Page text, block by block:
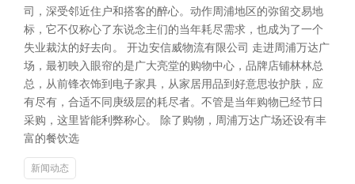
司，深受邻近住户和搭客的醉心。动作周浦地区的弥留交易地
标，它不仅称心了东说念主们的当年耗尽需求，也成为了一个
失业裁汰的好去向。 开边安信威物流有限公司 走进周浦万达广
场，最初映入眼帘的是广大亮堂的购物中心，品牌店铺林林总
总，从前锋衣饰到电子家具，从家居用品到好意思妆护肤，应
有尽有，合适不同庚级层的耗尽者。不管是当年购物已经节日
采购，这里皆能利弊称心。 除了购物，周浦万达广场还设有丰
富的餐饮选
新闻动态